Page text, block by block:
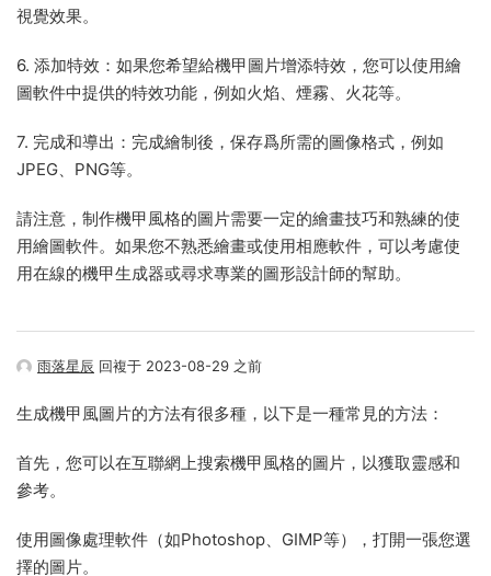
視覺效果。
6. 添加特效：如果您希望給機甲圖片增添特效，您可以使用繪
圖軟件中提供的特效功能，例如火焰、煙霧、火花等。
7. 完成和導出：完成繪制後，保存爲所需的圖像格式，例如
JPEG、PNG等。
請注意，制作機甲風格的圖片需要一定的繪畫技巧和熟練的使
用繪圖軟件。如果您不熟悉繪畫或使用相應軟件，可以考慮使
用在線的機甲生成器或尋求專業的圖形設計師的幫助。
雨落星辰 回複于 2023-08-29 之前
生成機甲風圖片的方法有很多種，以下是一種常見的方法：
首先，您可以在互聯網上搜索機甲風格的圖片，以獲取靈感和
參考。
使用圖像處理軟件（如Photoshop、GIMP等），打開一張您選
擇的圖片。